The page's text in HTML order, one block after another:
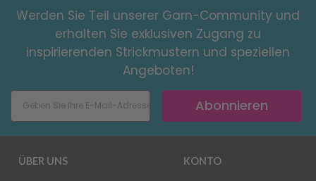
Werden Sie Teil unserer Garn-Community und
erhalten Sie exklusiven Zugang zu
inspirierenden Strickmustern und speziellen
Angeboten!
Abonnieren
ÜBER UNS KONTO